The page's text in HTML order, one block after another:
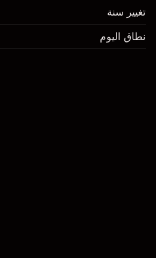
تغيير سنة
نطاق اليوم